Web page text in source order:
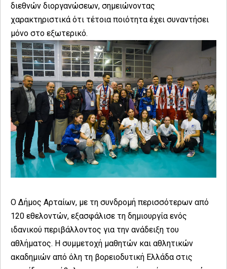
διεθνών διοργανώσεων, σημειώνοντας
χαρακτηριστικά ότι τέτοια ποιότητα έχει συναντήσει
μόνο στο εξωτερικό.
Ο Δήμος Αρταίων, με τη συνδρομή περισσότερων από
120 εθελοντών, εξασφάλισε τη δημιουργία ενός
ιδανικού περιβάλλοντος για την ανάδειξη του
αθλήματος. Η συμμετοχή μαθητών και αθλητικών
ακαδημιών από όλη τη βορειοδυτική Ελλάδα στις